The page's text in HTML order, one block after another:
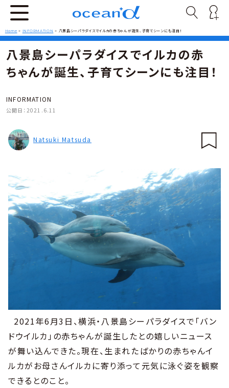
Home > INFORMATION > 八景島シーパラダイスでイルカの赤ちゃんが誕生、子育てシーンにも注目！
八景島シーパラダイスでイルカの赤
ちゃんが誕生、子育てシーンにも注目！
INFORMATION
公開日： 2021.6.11
Natsuki Matsuda
2021年6月3日、横浜・八景島シーパラダイスで「バン
ドウイルカ」の赤ちゃんが誕生したとの嬉しいニュース
が舞い込んできた。現在、生まれたばかりの赤ちゃんイ
ルカがお母さんイルカに寄り添って元気に泳ぐ姿を観察
できるとのこと。